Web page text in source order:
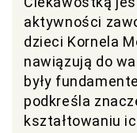
aktywności
dzieci Kornela
nawiązują do
były
podkreśla
kształtowaniu